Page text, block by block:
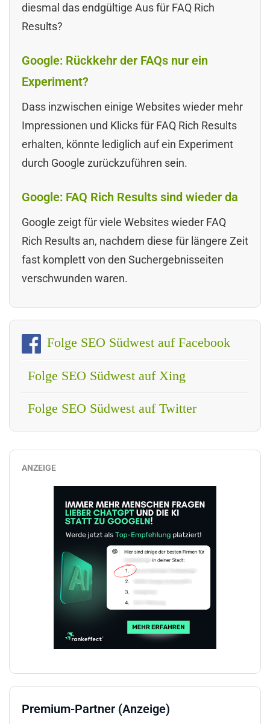
diesmal das endgültige Aus für FAQ Rich
Results?
Google: Rückkehr der FAQs nur ein
Experiment?
Dass inzwischen einige Websites wieder mehr
Impressionen und Klicks für FAQ Rich Results
erhalten, könnte lediglich auf ein Experiment
durch Google zurückzuführen sein.
Google: FAQ Rich Results sind wieder da
Google zeigt für viele Websites wieder FAQ
Rich Results an, nachdem diese für längere Zeit
fast komplett von den Suchergebnisseiten
verschwunden waren.
Folge SEO Südwest auf Facebook
Folge SEO Südwest auf Xing
Folge SEO Südwest auf Twitter
ANZEIGE
Premium-Partner (Anzeige)